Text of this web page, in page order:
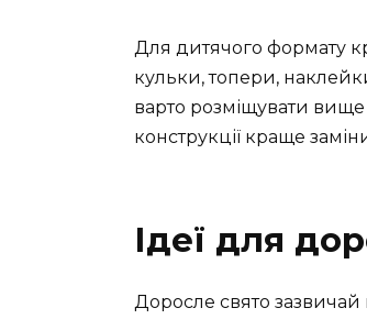
Для дитячого формату
кульки, топери,
варто розміщувати вище
конструкції краще
Ідеї для
Доросле свято